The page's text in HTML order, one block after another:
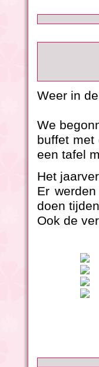
Weer in
We
buffet met
een tafel
Het
Er
doen
Ook de